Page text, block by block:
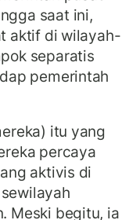
saat ini,
aktif di wilayah-
separatis
pemerintah
itu yang
percaya
aktivis di
Meski begitu, ia